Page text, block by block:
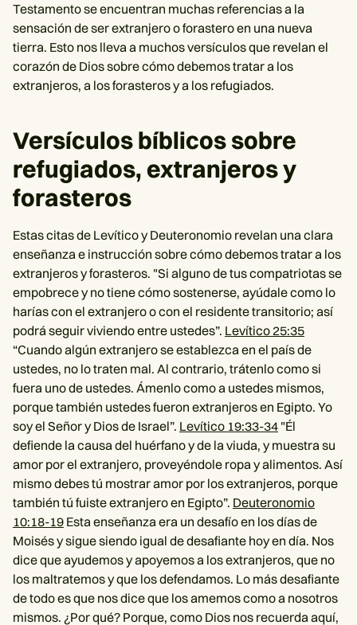
Testamento se encuentran muchas referencias a la
sensación de ser extranjero o forastero en una nueva
tierra. Esto nos lleva a muchos versículos que revelan el
corazón de Dios sobre cómo debemos tratar a los
extranjeros, a los forasteros y a los refugiados.
Versículos bíblicos sobre
refugiados, extranjeros y
forasteros
Estas citas de Levítico y Deuteronomio revelan una clara
enseñanza e instrucción sobre cómo debemos tratar a los
extranjeros y forasteros. "Si alguno de tus compatriotas se
empobrece y no tiene cómo sostenerse, ayúdale como lo
harías con el extranjero o con el residente transitorio; así
podrá seguir viviendo entre ustedes”. Levítico 25:35
“Cuando algún extranjero se establezca en el país de
ustedes, no lo traten mal. Al contrario, trátenlo como si
fuera uno de ustedes. Ámenlo como a ustedes mismos,
porque también ustedes fueron extranjeros en Egipto. Yo
soy el Señor y Dios de Israel”. Levítico 19:33-34 "Él
defiende la causa del huérfano y de la viuda, y muestra su
amor por el extranjero, proveyéndole ropa y alimentos. Así
mismo debes tú mostrar amor por los extranjeros, porque
también tú fuiste extranjero en Egipto”. Deuteronomio
10:18-19 Esta enseñanza era un desafío en los días de
Moisés y sigue siendo igual de desafiante hoy en día. Nos
dice que ayudemos y apoyemos a los extranjeros, que no
los maltratemos y que los defendamos. Lo más desafiante
de todo es que nos dice que los amemos como a nosotros
mismos. ¿Por qué? Porque, como Dios nos recuerda aquí,